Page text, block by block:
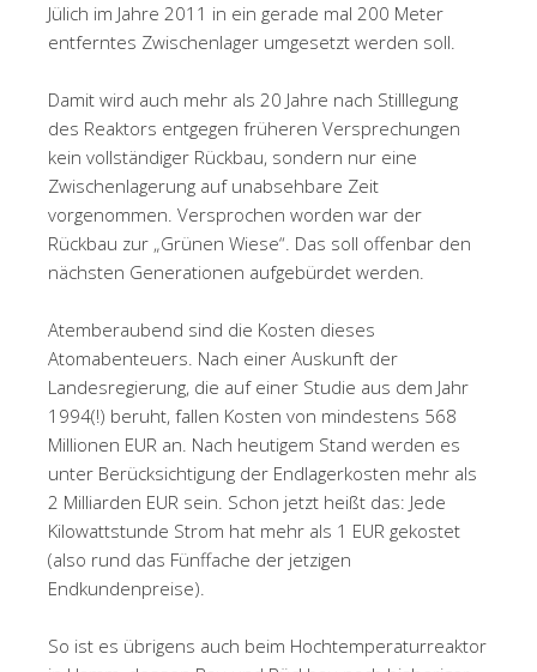
Jülich im Jahre 2011 in ein gerade mal 200 Meter
entferntes Zwischenlager umgesetzt werden soll.
Damit wird auch mehr als 20 Jahre nach Stilllegung
des Reaktors entgegen früheren Versprechungen
kein vollständiger Rückbau, sondern nur eine
Zwischenlagerung auf unabsehbare Zeit
vorgenommen. Versprochen worden war der
Rückbau zur „Grünen Wiese“. Das soll offenbar den
nächsten Generationen aufgebürdet werden.
Atemberaubend sind die Kosten dieses
Atomabenteuers. Nach einer Auskunft der
Landesregierung, die auf einer Studie aus dem Jahr
1994(!) beruht, fallen Kosten von mindestens 568
Millionen EUR an. Nach heutigem Stand werden es
unter Berücksichtigung der Endlagerkosten mehr als
2 Milliarden EUR sein. Schon jetzt heißt das: Jede
Kilowattstunde Strom hat mehr als 1 EUR gekostet
(also rund das Fünffache der jetzigen
Endkundenpreise).
So ist es übrigens auch beim Hochtemperaturreaktor